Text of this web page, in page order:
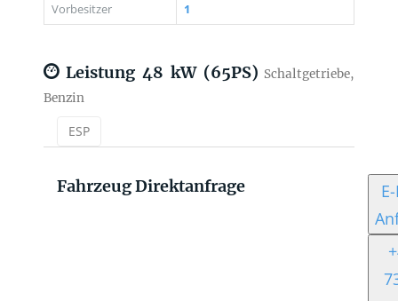
Vorbesitzer
1
Leistung 48 kW (65PS) Schaltgetriebe,
Benzin
ESP
Fahrzeug Direktanfrage